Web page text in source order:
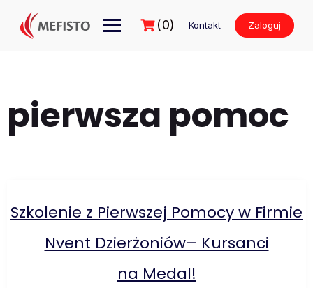
treści
(0) Kontakt Zaloguj
pierwsza pomoc
Szkolenie z Pierwszej Pomocy w Firmie
Nvent Dzierżoniów– Kursanci
na Medal!